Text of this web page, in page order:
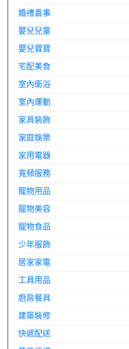
婚禮喜事
嬰兒兒童
嬰兒寶寶
宅配美食
室內衛浴
室內運動
家具裝飾
家庭娛樂
家用電器
寬頻服務
寵物用品
寵物美容
寵物食品
少年服飾
居家家電
工具用品
廚房餐具
建築裝修
快遞配送